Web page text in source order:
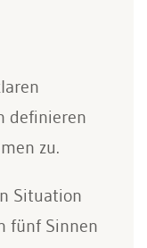
definieren
zu.
Situation
fünf Sinnen